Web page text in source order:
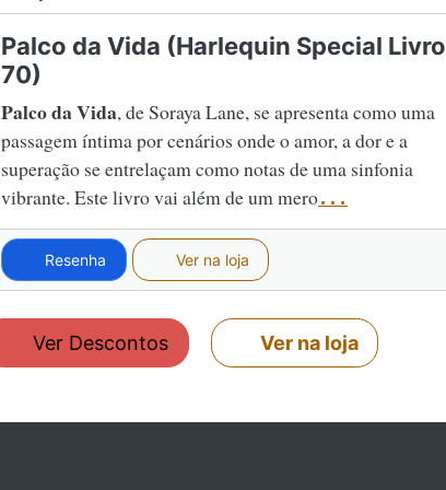
Palco da Vida (Harlequin Special Livro
70)
Palco da Vida, de Soraya Lane, se apresenta como uma
passagem íntima por cenários onde o amor, a dor e a
superação se entrelaçam como notas de uma sinfonia
vibrante. Este livro vai além de um mero...
Resenha Ver na loja
Ver Descontos Ver na loja